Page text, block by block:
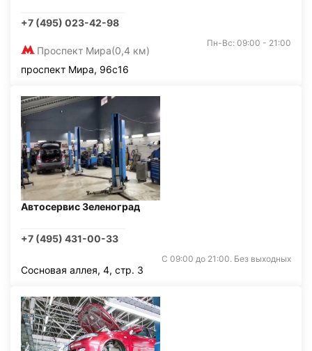
+7 (495) 023-42-98
Проспект Мира(0,4 км)
Пн-Вс: 09:00 - 21:00
проспект Мира, 96с16
Автосервис Зеленоград
+7 (495) 431-00-33
С 09:00 до 21:00. Без выходных
Сосновая аллея, 4, стр. 3